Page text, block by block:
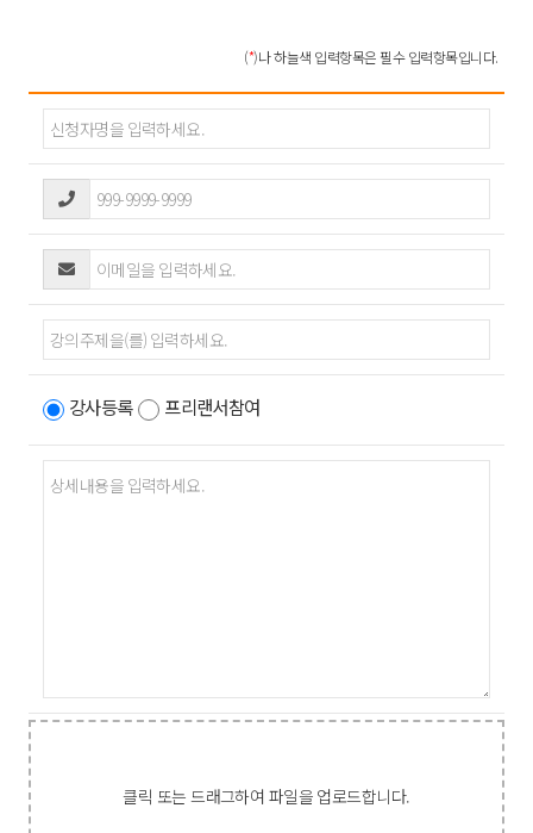
웹사이트는 다음과 같은 목적을 위하여 개인정보를 수집하고
있습니다
이름, 이동전화번호, 이메일 : 고지사항 전달, 본인의사확인,
불만처리등 원활한 의사소통 경로의 확보, 새로운 서비스 /
신상품이나 이벤트 정보안내
그 외 항목 : 개인맞춤 서비스를 제공하기 위한 자료
웹사이트는 이용자의 기본적 인권 침해의 우려가 있는 민감한
개인정보 ( 인종 및 민족, 사상 및 신조, 출신지 및 본적지, 정치적
성향 및 범죄기록 , 건강상태 및 성생활 등 ) 는 수집하지 않습니다.
▣. 개인정보의 보유기간 및 이용기간
고객의 개인정보는 다음과 같이 개인정보의 수집목적 또는 제공받은
목적이 달성되면 파기됩니다.
이벤트 등이 종료한 때
의하여 보존할 필요성이 있는 경우에는 다음과 같이 일정기간 귀하의
개인정보를 보유할 수 있습니다.
(*)나 하늘색 입력항목은 필수 입력항목입니다.
강사등록 프리랜서참여
클릭 또는 드래그하여 파일을 업로드합니다.